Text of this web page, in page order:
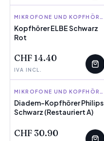
ELBE
WENIGE ÜBRIG
Kopfhörer ELBE Schwarz
Rot
CHF 14.40
IVA INCL.
PHILIPS
WENIGE ÜBRIG
Diadem-Kopfhörer Philips
Schwarz (Restauriert A)
CHF 30.90